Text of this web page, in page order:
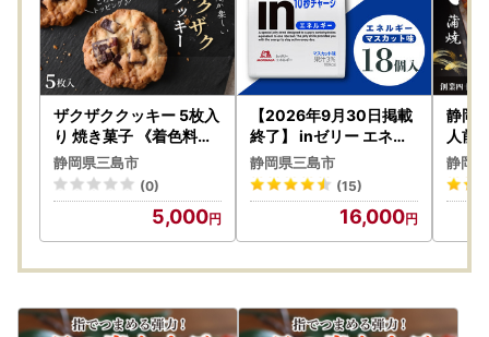
▼お届け後
返礼品のお受け取り後はすぐに中身や状態をご確認いただ
き、万が一、破損や不備がございました場合には、大変お手
数ではございますがまで画像を添えてお問い合わせ先までご
連絡いただきますようお願い申し上げます。なお、受け取り
後に3日以上の期間が経過した後のご連絡については、対応
いたしかねますので、商品到着時には早めの確認をお願いい
たします。
三島市では、返礼品と受領証明書やワンストップ特例申請書
お届け時期が前後する場合がございますがご了承ください。
ザクザククッキー 5枚入
り 焼き菓子 《着色料・
保存料不使用》
静岡県三島市
(0)
5,000
【2026年9月30日掲載
終了】 inゼリー エネル
ギー 18個入り マスカッ
ト味 インゼリー
静岡県三島市
(15)
16,000
静岡
人前
名物
パッ
日 晩
ギフ
静岡